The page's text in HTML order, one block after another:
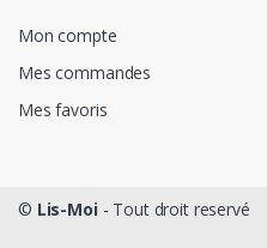
Mon compte
Mes commandes
Mes favoris
© Lis-Moi- Tout droit reservé